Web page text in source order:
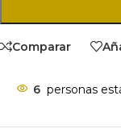
Comparar
6 personas